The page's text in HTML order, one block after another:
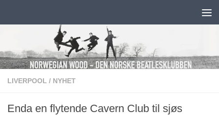
LIVERPOOL / NYHET
Enda en flytende Cavern Club til sjøs